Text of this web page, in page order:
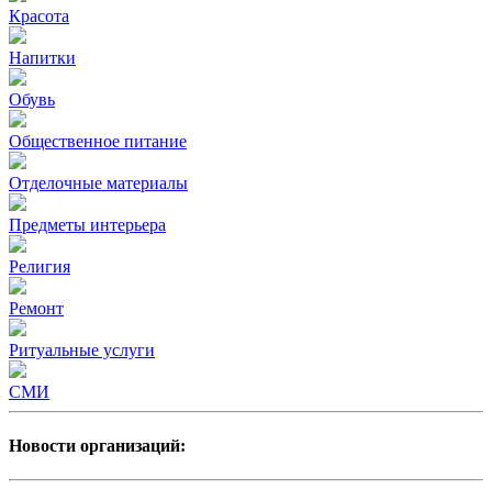
Красота
Напитки
Обувь
Общественное питание
Отделочные материалы
Предметы интерьера
Религия
Ремонт
Ритуальные услуги
СМИ
Новости организаций: